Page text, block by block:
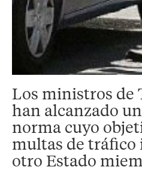
Los ministros de
han alcanzado
norma cuyo
multas de tráfico
otro Estado